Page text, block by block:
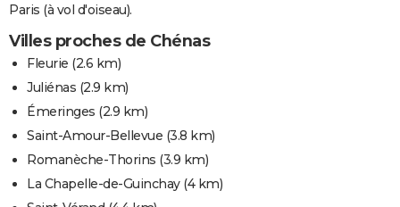
Paris (à vol d'oiseau).
Villes proches de Chénas
Fleurie (2.6 km)
Juliénas (2.9 km)
Émeringes (2.9 km)
Saint-Amour-Bellevue (3.8 km)
Romanèche-Thorins (3.9 km)
La Chapelle-de-Guinchay(4 km)